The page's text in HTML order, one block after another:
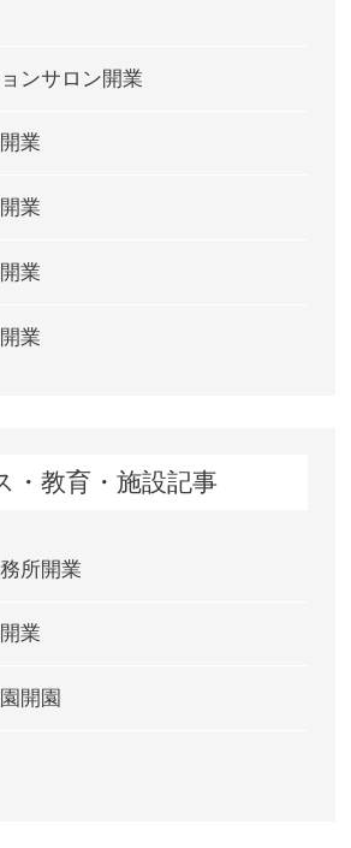
ンサロン開業
業
業
業
業
・教育・施設記事
所開業
業
開園